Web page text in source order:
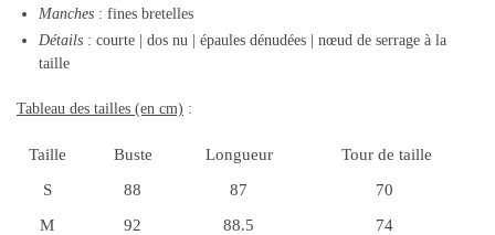
Manches : fines bretelles
Détails : courte | dos nu | épaules dénudées | nœud de serrage à la
taille
Tableau des tailles (en cm) :
Taille Buste Longueur
Tour de taille
S
88 87
70
M
92 88.5
74